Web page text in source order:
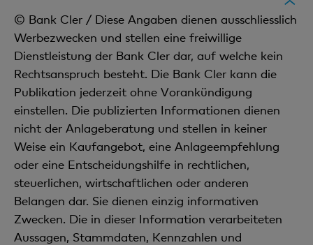
© Bank Cler / Diese Angaben dienen ausschliesslich
Werbezwecken und stellen eine freiwillige
Dienstleistung der Bank Cler dar, auf welche kein
Rechtsanspruch besteht. Die Bank Cler kann die
Publikation jederzeit ohne Vorankündigung
einstellen. Die publizierten Informationen dienen
nicht der Anlageberatung und stellen in keiner
Weise ein Kaufangebot, eine Anlageempfehlung
oder eine Entscheidungshilfe in rechtlichen,
steuerlichen, wirtschaftlichen oder anderen
Belangen dar. Sie dienen einzig informativen
Zwecken. Die in dieser Information verarbeiteten
Aussagen, Stammdaten, Kennzahlen und